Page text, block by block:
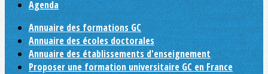
Agenda
Annuaire des formations GC
Annuaire des écoles doctorales
Annuaire des établissements d'enseignement
Proposer une formation universitaire GC en France